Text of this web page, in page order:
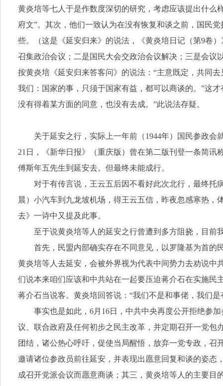
黄炎培等七人于是作数度深切的研究，考虑应该提出什么
府文”。其次，他们一致认为在没有恢复和谈之前，国民
些。（这是《延安归来》的说法，《黄炎培日记（第9卷
召集政治会议；二是国民大会交政治会议解决；三是会
按黄炎培《延安归来答客问》的说法：“主意既定，共同
我们：国家的事，只须于国家有益，都可以商谈的。”这
没有得着某方面的同意，也没有去成。”此说法存疑。
关于延安之行，实际上一年前（1944年）国民参政
21日，《新华日报》（重庆版）曾在第二版刊登一条简
傅斯年五先生到延安去。但最终未能成行。
对于有传言说，王云五后因不看好此次北行，最终托
晨）小汽车到九龙坡机场，得王云五信，昨夜忽感寒热，
去》一诗中又提及此事。
至于说黄炎培等人的延安之行曾遭到多方阻挠，目
首先，民盟内部确实存在不同意见，以‌罗隆基‌为首的‌
黄炎培等人去延安，会被外界视为代表中间势力去劝说
们说本来咱们应该和中共站在一起要压迫蒋介石在实施民
蒋介石当说客。黄炎培回答说：“我们不是和事佬，我们是
事实也是如此，6月16日，中共中央再度公开拒绝参
议、联合政府及任何初步之民主改革，并定期召开一党
团结，诸公热心呼吁，促使当局醒悟，放弃一党专政，召
邀请诸位参政员前往延安，并表现出愿意回复和谈的姿
成召开党派会议而愿意商谈；其三，黄炎培等人的主要目